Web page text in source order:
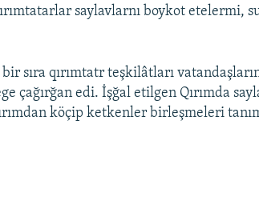
saylavlarnı boykot etelermi,
sıra qırımtatr teşkilâtları
çağırğan edi. İşğal etilgen Qırımda
köçip ketkenler birleşmeleri